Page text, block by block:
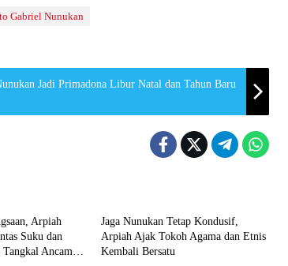
Gabriel Nunukan
Jadi Primadona Libur Natal dan Tahun Baru
Arpiah
Suku dan
Ancaman
Jaga Nunukan Tetap Kondusif,
Arpiah Ajak Tokoh Agama dan Etnis
Kembali Bersatu